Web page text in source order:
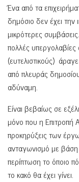
Ένα από τα
δημόσιο δεν έχει την
μικρότερες
πολλές
(ευτελιστικούς)
από πλευράς
αδύναμη.
Είναι βεβαίως σε
μόνο που η Επιτροπή
προκηρύξεις των
ανταγωνισμό με
περίπτωση το όποιο
το κακό θα έχει γίνει.